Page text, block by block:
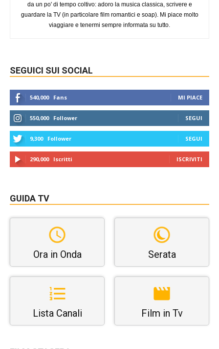
da un po' di tempo coltivo: adoro la musica classica, scrivere e
guardare la TV (in particolare film romantici e soap). Mi piace molto
viaggiare e tenermi sempre informata su tutto.
SEGUICI SUI SOCIAL
540,000 Fans MI PIACE
550,000 Follower SEGUI
9,300 Follower SEGUI
290,000 Iscritti ISCRIVITI
GUIDA TV
Ora in Onda Serata
Lista Canali Film in Tv